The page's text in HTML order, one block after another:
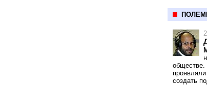
обществе.
создать